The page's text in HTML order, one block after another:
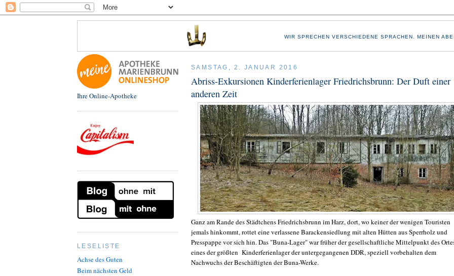
WIR SPRECHEN VERSCHIEDENE SPRACHEN. MEINEN
Ihre Online-Apotheke
LESELISTE
Achse des Guten
Beim nächsten Geld
SAMSTAG, 2. JANUAR 2016
Abriss-Exkursionen Kinderferienlager Friedrichsbrunn: Der Duft einer
anderen Zeit
Ganz am Rande des Städtchens Friedrichsbrunn im Harz, dort, wo keiner der wenigen Touristen
jemals hinkommt, rottet eine verlassene Barackensiedlung mit alten Hütten aus Sperrholz und
Presspappe vor sich hin. Das "Buna-Lager" war früher der gesellschaftliche Mittelpunkt des
eines der größten Kinderferienlager der untergegangenen DDR, speziell vorbehalten dem
Nachwuchs der Beschäftigten der Buna-Werke.